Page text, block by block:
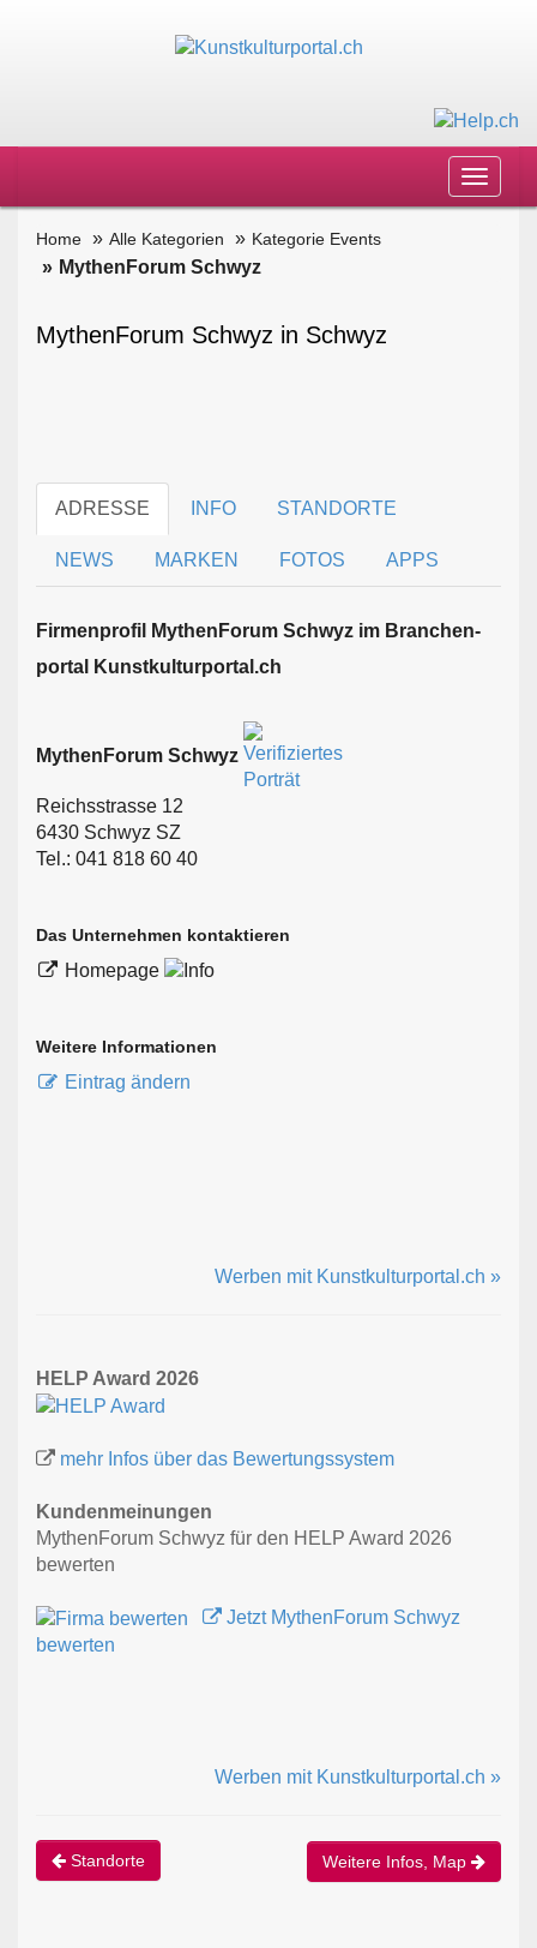
Toggle
Home Alle Kategorien Kategorie Events
MythenForum Schwyz
MythenForum Schwyz in Schwyz
ADRESSE INFO STANDORTE
NEWS MARKEN FOTOS APPS
Firmen­profil MythenForum Schwyz im Branchen­
portal Kunstkulturportal.ch
MythenForum Schwyz
Reichsstrasse 12
6430 Schwyz SZ
Tel.: 041 818 60 40
Das Unternehmen kontaktieren
Homepage
Weitere Informationen
Eintrag ändern
Werben mit Kunstkulturportal.ch »
HELP Award 2026
mehr Infos über das Bewertungssystem
Kundenmeinungen
MythenForum Schwyz für den HELP Award 2026
bewerten
Jetzt MythenForum Schwyz
bewerten
Werben mit Kunstkulturportal.ch »
Standorte Weitere Infos, Map